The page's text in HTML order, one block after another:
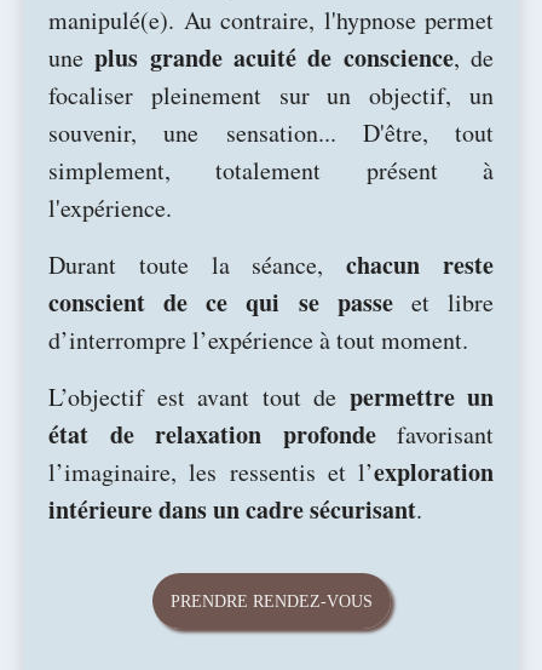
manipulé(e). Au contraire, l'hypnose permet
uneplus grande acuité de conscience, de
focaliser pleinement sur un objectif, un
souvenir, une sensation... D'être, tout
simplement, totalement présent à
l'expérience.
Durant toute la séance,chacun reste
conscient de ce qui se passeet libre
d’interrompre l’expérience à tout moment.
L’objectif est avant tout de permettre un
état de relaxation profondefavorisant
l’imaginaire, les ressentis et l’exploration
intérieure dans un cadre sécurisant.
PRENDRE RENDEZ-VOUS